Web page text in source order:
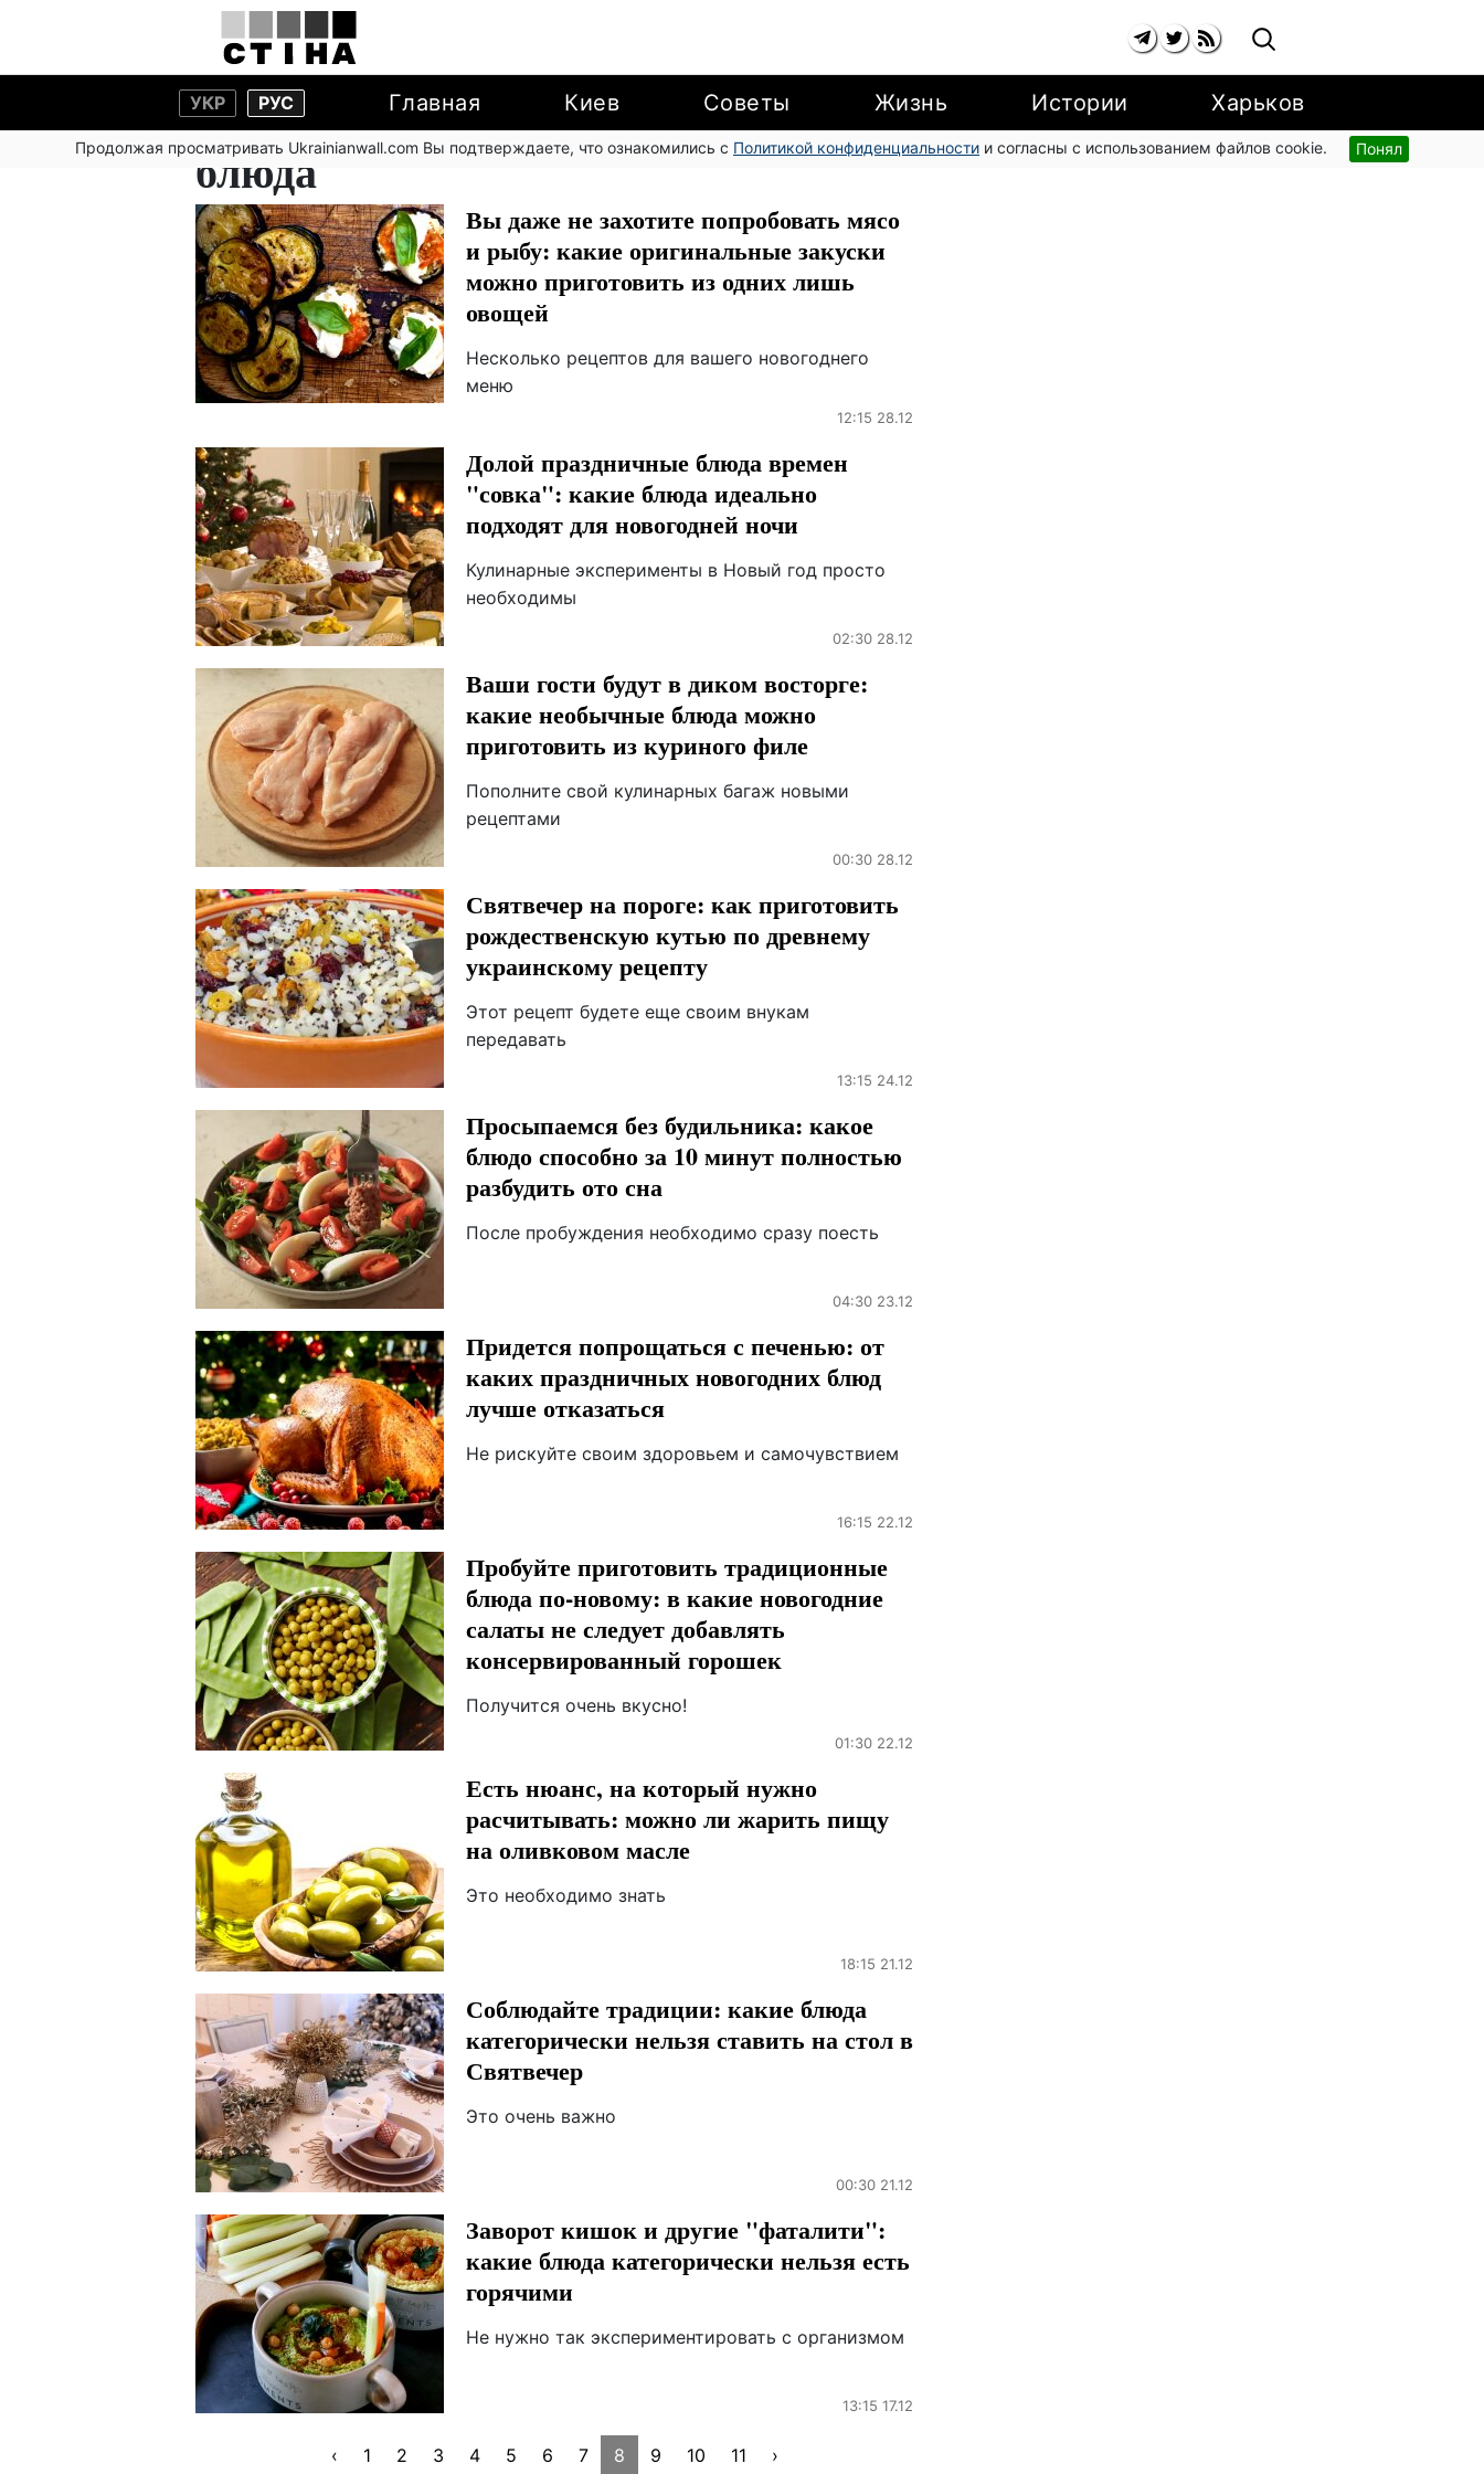
УКР РУС Главная Киев Советы Жизнь Истории Харьков
Продолжая просматривать Ukrainianwall.com Вы подтверждаете, что ознакомились с Политикой конфиденциальности и согласны с использованием файлов cookie. Понял
блюда
Вы даже не захотите попробовать мясо
и рыбу: какие оригинальные закуски
можно приготовить из одних лишь
овощей
Несколько рецептов для вашего новогоднего
меню
12:15 28.12
Долой праздничные блюда времен
"совка": какие блюда идеально
подходят для новогодней ночи
Кулинарные эксперименты в Новый год просто
необходимы
02:30 28.12
Ваши гости будут в диком восторге:
какие необычные блюда можно
приготовить из куриного филе
Пополните свой кулинарных багаж новыми
рецептами
00:30 28.12
Святвечер на пороге: как приготовить
рождественскую кутью по древнему
украинскому рецепту
Этот рецепт будете еще своим внукам
передавать
13:15 24.12
Просыпаемся без будильника: какое
блюдо способно за 10 минут полностью
разбудить ото сна
После пробуждения необходимо сразу поесть
04:30 23.12
Придется попрощаться с печенью: от
каких праздничных новогодних блюд
лучше отказаться
Не рискуйте своим здоровьем и самочувствием
16:15 22.12
Пробуйте приготовить традиционные
блюда по-новому: в какие новогодние
салаты не следует добавлять
консервированный горошек
Получится очень вкусно!
01:30 22.12
Есть нюанс, на который нужно
расчитывать: можно ли жарить пищу
на оливковом масле
Это необходимо знать
18:15 21.12
Соблюдайте традиции: какие блюда
категорически нельзя ставить на стол в
Святвечер
Это очень важно
00:30 21.12
Заворот кишок и другие "фаталити":
какие блюда категорически нельзя есть
горячими
Не нужно так экспериментировать с организмом
13:15 17.12
‹ 1 2 3 4 5 6 7 8 9 10 11 ›